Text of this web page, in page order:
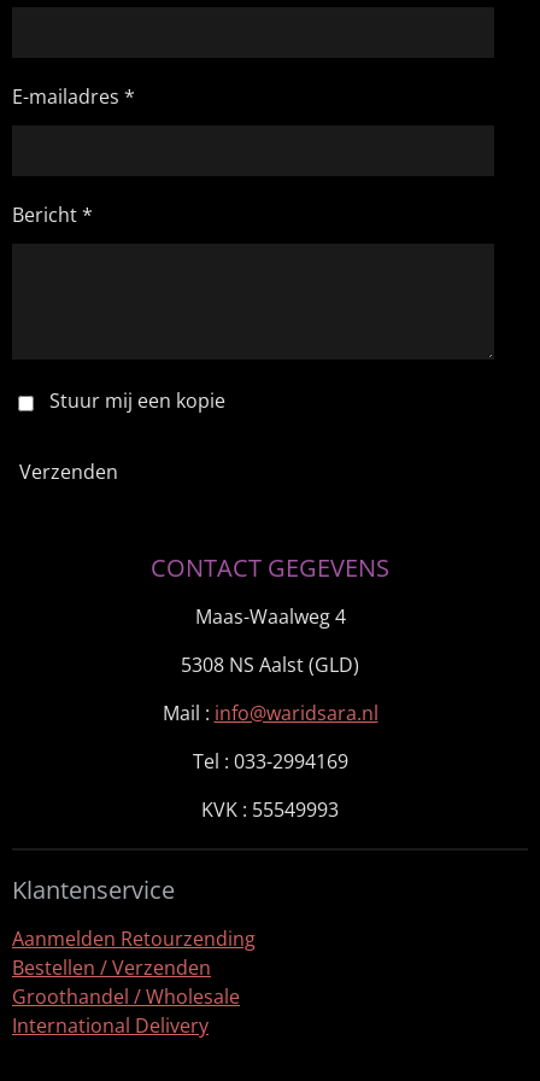
E-mailadres *
Bericht *
Stuur mij een kopie
Verzenden
CONTACT GEGEVENS
Maas-Waalweg 4
5308 NS Aalst (GLD)
Mail : info@waridsara.nl
Tel : 033-2994169
KVK : 55549993
Klantenservice
Aanmelden Retourzending
Bestellen / Verzenden
Groothandel / Wholesale
International Delivery